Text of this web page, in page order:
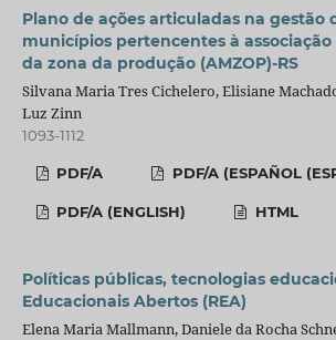
Plano de ações articuladas na gestão
municípios pertencentes à
da zona da produção (AMZOP)-RS
Silvana Maria Tres Cichelero, Elisiane
Luz Zinn
1093-1112
PDF/A PDF/A (ESPAÑOL
PDF/A (ENGLISH) HTML
Políticas públicas, tecnologias
Educacionais Abertos (REA)
Elena Maria Mallmann, Daniele da Rocha